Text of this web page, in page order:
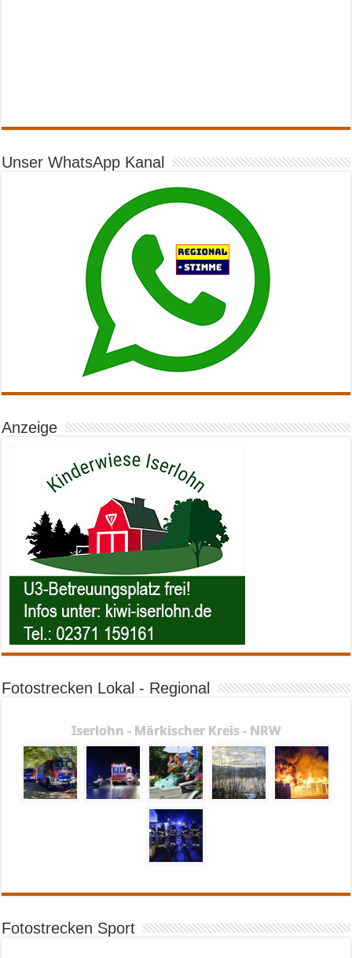
Unser WhatsApp Kanal
Anzeige
Fotostrecken Lokal - Regional
Iserlohn - Märkischer Kreis - NRW
Fotostrecken Sport